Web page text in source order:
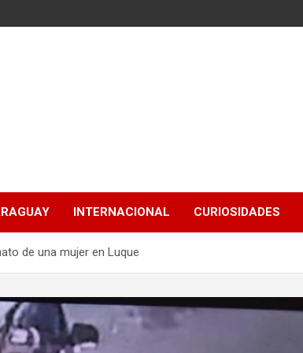
INTERNACIONAL CURIOSIDADES
de una mujer en Luque